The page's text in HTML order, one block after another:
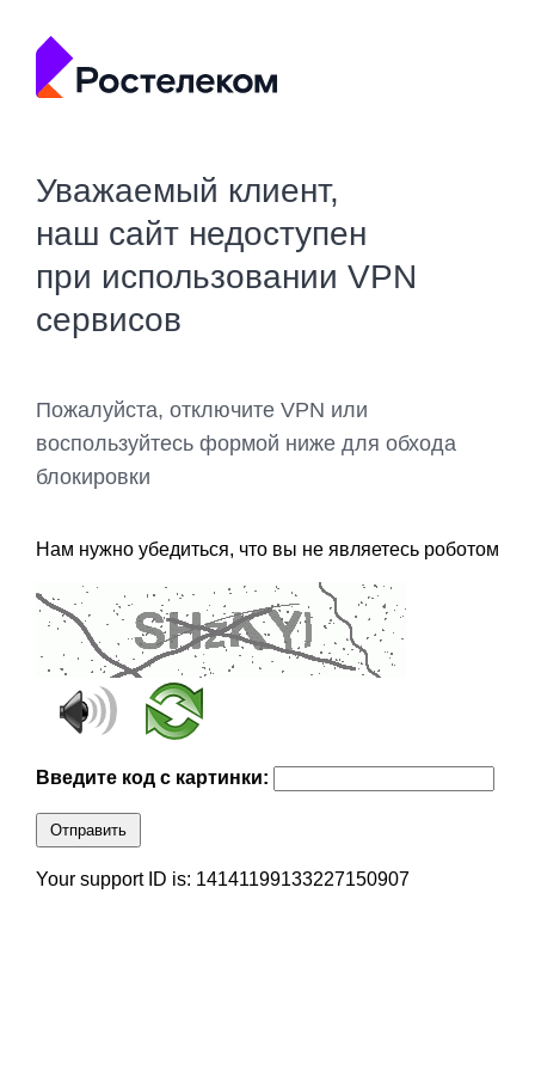
Уважаемый клиент,
наш сайт недоступен
при использовании VPN
сервисов
Пожалуйста, отключите VPN или
воспользуйтесь формой ниже для обхода
блокировки
Нам нужно убедиться, что вы не являетесь роботом
Введите код с картинки:
Отправить
Your support ID is: 14141199133227150907